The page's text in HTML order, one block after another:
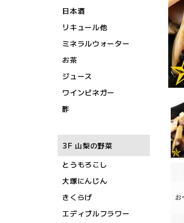
日本酒
リキュール他
ミネラルウォーター
お茶
ジュース
ワインビネガー
酢
3F 山梨の野菜
とうもろこし
大塚にんじん
きくらげ
エディブルフラワー